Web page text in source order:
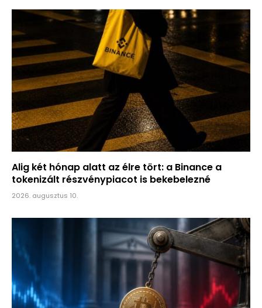
Alig két hónap alatt az élre tört: a Binance a
tokenizált részvénypiacot is bekebelezné
2026. augusztus 10.